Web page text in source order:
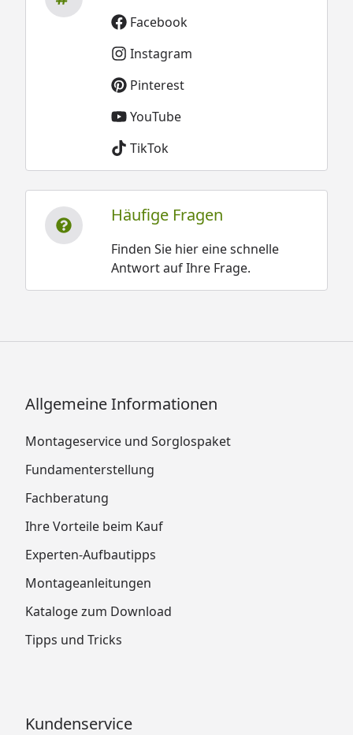
Facebook
Instagram
Pinterest
YouTube
TikTok
Häufige Fragen
Finden Sie hier eine schnelle
Antwort auf Ihre Frage.
Allgemeine Informationen
Montageservice und Sorglospaket
Fundamenterstellung
Fachberatung
Ihre Vorteile beim Kauf
Experten-Aufbautipps
Montageanleitungen
Kataloge zum Download
Tipps und Tricks
Kundenservice